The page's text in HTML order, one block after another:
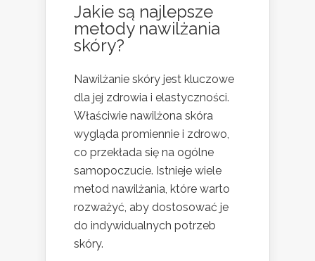
Jakie są najlepsze
metody nawilżania
skóry?
Nawilżanie skóry jest kluczowe
dla jej zdrowia i elastyczności.
Właściwie nawilżona skóra
wygląda promiennie i zdrowo,
co przekłada się na ogólne
samopoczucie. Istnieje wiele
metod nawilżania, które warto
rozważyć, aby dostosować je
do indywidualnych potrzeb
skóry.